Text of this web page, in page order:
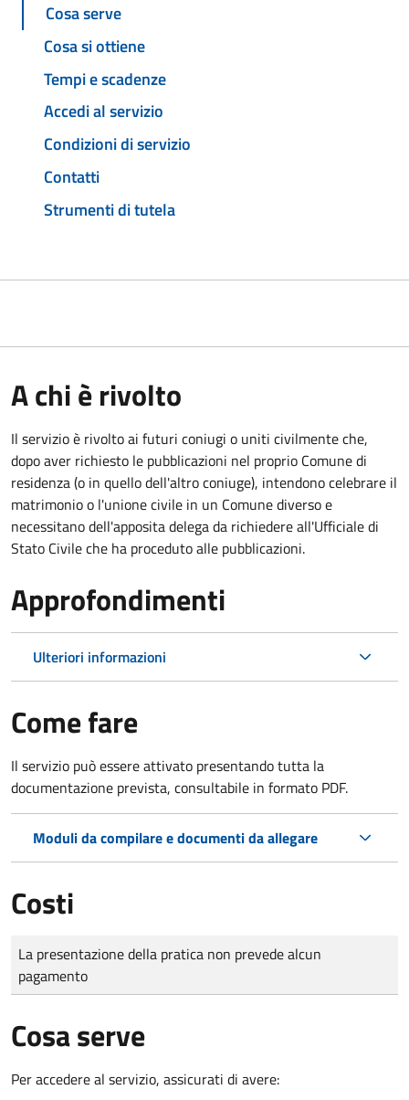
Cosa serve
Cosa si ottiene
Tempi e scadenze
Accedi al servizio
Condizioni di servizio
Contatti
Strumenti di tutela
A chi è rivolto
Il servizio è rivolto ai futuri coniugi o uniti civilmente che,
dopo aver richiesto le pubblicazioni nel proprio Comune di
residenza (o in quello dell'altro coniuge), intendono celebrare il
matrimonio o l'unione civile in un Comune diverso e
necessitano dell'apposita delega da richiedere all'Ufficiale di
Stato Civile che ha proceduto alle pubblicazioni.
Approfondimenti
Ulteriori informazioni
Come fare
Il servizio può essere attivato presentando tutta la
documentazione prevista, consultabile in formato PDF.
Moduli da compilare e documenti da allegare
Costi
Tipo di pagamento
Importo
La presentazione della pratica non prevede alcun
pagamento
Cosa serve
Per accedere al servizio, assicurati di avere: